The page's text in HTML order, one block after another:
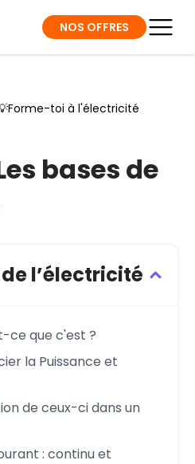
NOS OFFRES
toi à l'électricité
bases de
l’électricité
ce que c'est ?
la Puissance et
de ceux-ci dans un
: continu et